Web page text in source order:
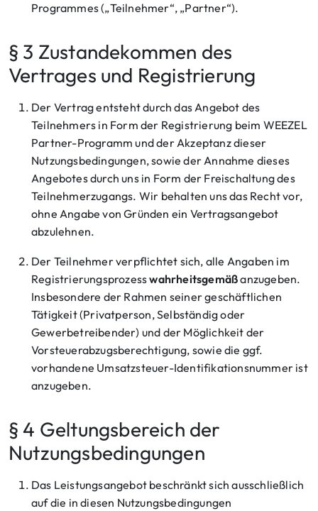
Programmes („Teilnehmer“, „Partner“).
§ 3 Zustandekommen des
Vertrages und Registrierung
Der Vertrag entsteht durch das Angebot des
Teilnehmers in Form der Registrierung beim WEEZEL
Partner-Programm und der Akzeptanz dieser
Nutzungsbedingungen, sowie der Annahme dieses
Angebotes durch uns in Form der Freischaltung des
Teilnehmerzugangs. Wir behalten uns das Recht vor,
ohne Angabe von Gründen ein Vertragsangebot
abzulehnen.
Der Teilnehmer verpflichtet sich, alle Angaben im
Registrierungsprozesswahrheitsgemäßanzugeben.
Insbesondere der Rahmen seiner geschäftlichen
Tätigkeit (Privatperson, Selbständig oder
Gewerbetreibender) und der Möglichkeit der
Vorsteuerabzugsberechtigung, sowie die ggf.
vorhandene Umsatzsteuer-Identifikationsnummer ist
anzugeben.
§ 4 Geltungsbereich der
Nutzungsbedingungen
Das Leistungsangebot beschränkt sich ausschließlich
auf die in diesen Nutzungsbedingungen